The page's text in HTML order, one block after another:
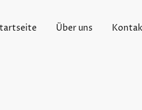
Über uns